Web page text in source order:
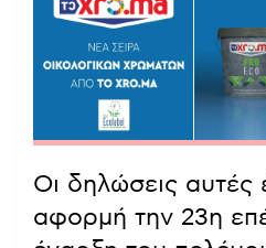
Οι δηλώσεις αυτές
αφορμή την 23η